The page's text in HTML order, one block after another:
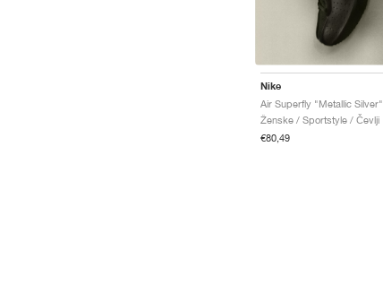
Nike
Air Superfly "Metallic Silver"
Ženske / Sportstyle / Čevlji
€80,49